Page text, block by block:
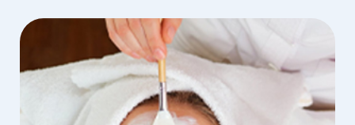
dudak çevresindeki ince çizgileri azaltmak için